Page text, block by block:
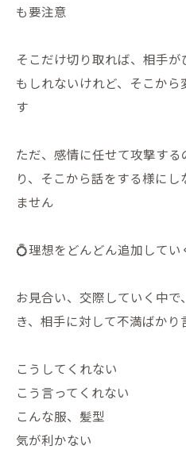
も要注意
そこだけ切り取れば、相手
もしれないけれど、そこか
す
ただ、感情に任せて攻撃す
り、そこから話をする様に
ません
💍理想をどんどん追加してい
お見合い、交際していく中
き、相手に対して不満ばかり
こうしてくれない
こう言ってくれない
こんな服、髪型
気が利かない